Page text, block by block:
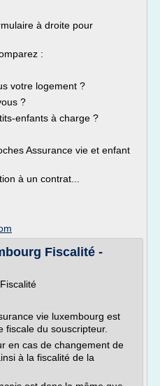
à droite pour
:
votre logement ?
?
enfants à charge ?
Assurance vie et enfant
à un contrat...
Fiscalité -
vie luxembourg est
fiscale du souscripteur.
en cas de changement de
à la fiscalité de la